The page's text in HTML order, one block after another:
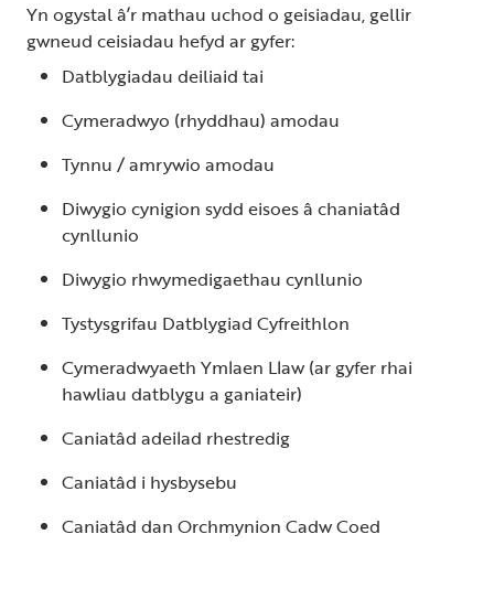
Yn ogystal â’r mathau uchod o geisiadau, gellir
gwneud ceisiadau hefyd ar gyfer:
Datblygiadau deiliaid tai
Cymeradwyo (rhyddhau) amodau
Tynnu / amrywio amodau
Diwygio cynigion sydd eisoes â chaniatâd
cynllunio
Diwygio rhwymedigaethau cynllunio
Tystysgrifau Datblygiad Cyfreithlon
Cymeradwyaeth Ymlaen Llaw (ar gyfer rhai
hawliau datblygu a ganiateir)
Caniatâd adeilad rhestredig
Caniatâd i hysbysebu
Caniatâd dan Orchmynion Cadw Coed